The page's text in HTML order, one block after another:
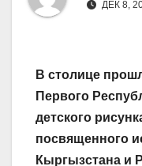
ДЕК 8,
В столице
Первого
детского
посвященного
Кыргызстана и